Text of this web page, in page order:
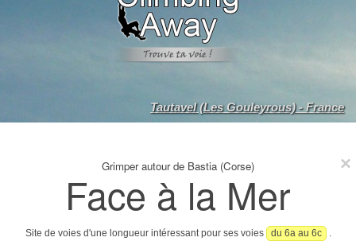
Tautavel (Les Gouleyrous) - France
Grimper autour de Bastia (Corse)
Face à la Mer
Site de voies d'une longueur intéressant pour ses voies du 6a au 6c
.